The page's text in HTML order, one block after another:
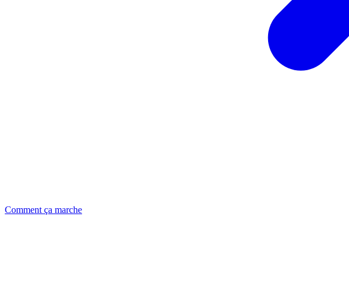
Comment ça marche